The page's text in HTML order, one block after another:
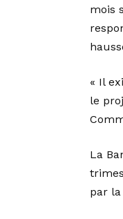
mois
« Il
le
La
par la